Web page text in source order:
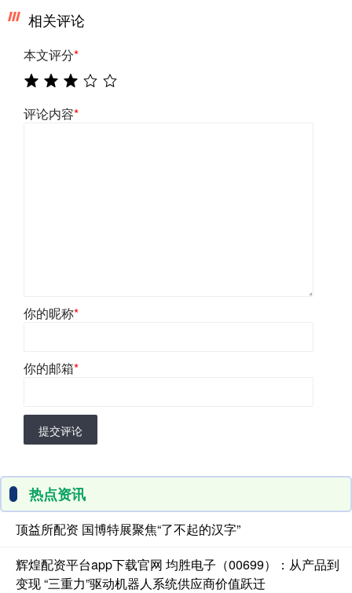
相关评论
本文评分*
评论内容*
你的昵称*
你的邮箱*
提交评论
热点资讯
顶益所配资 国博特展聚焦“了不起的汉字”
辉煌配资平台app下载官网 均胜电子（00699）：从产品到
变现 “三重力”驱动机器人系统供应商价值跃迁